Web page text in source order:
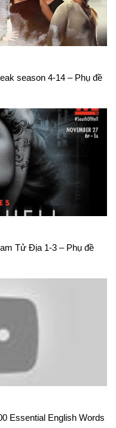
season 4-14 – Phụ đề
Tử Địa 1-3 – Phụ đề
Essential English Words